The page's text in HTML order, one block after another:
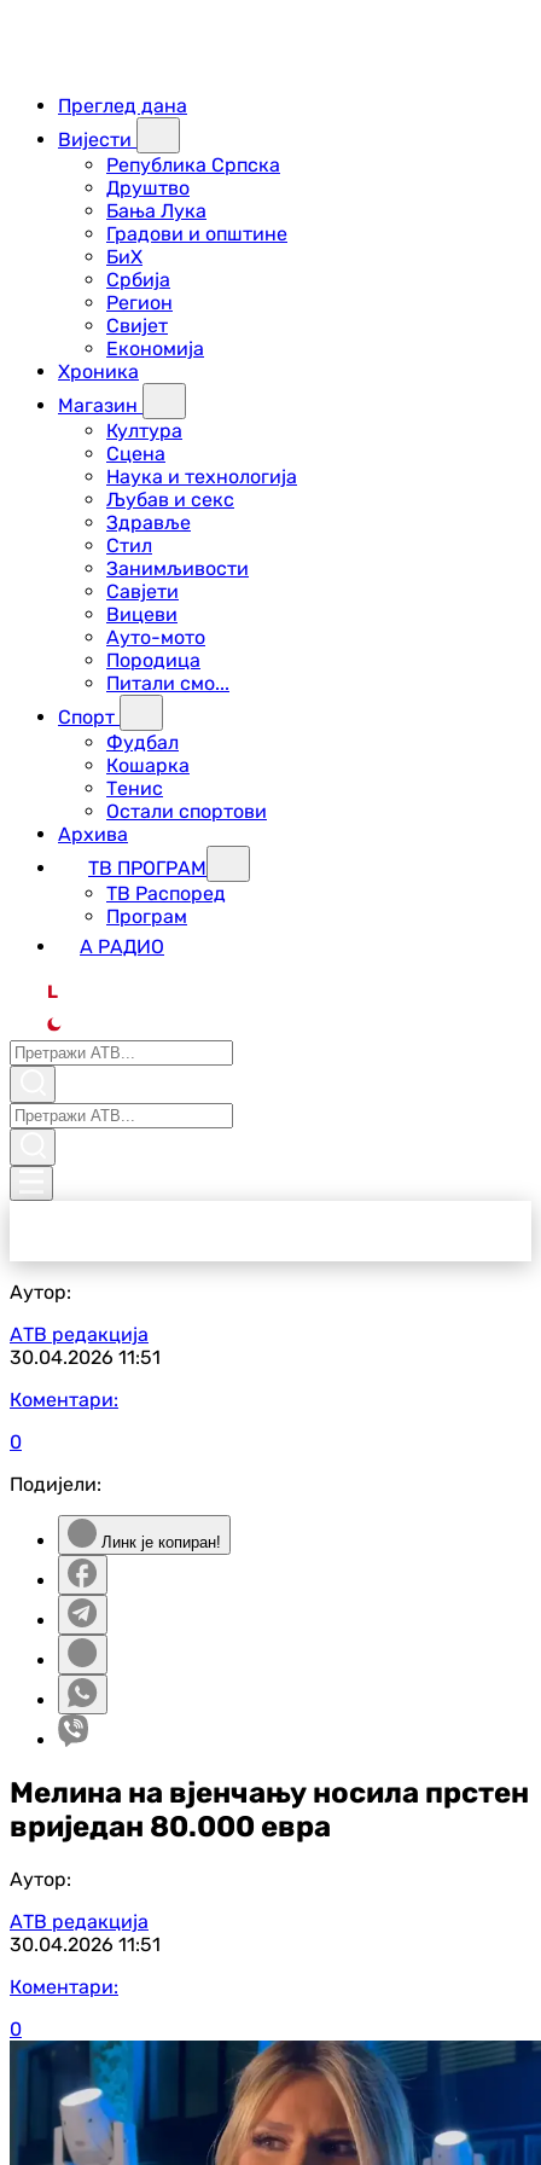
Преглед дана
Вијести
Република Српска
Друштво
Бања Лука
Градови и општине
БиХ
Србија
Регион
Свијет
Економија
Хроника
Магазин
Култура
Сцена
Наука и технологија
Љубав и секс
Здравље
Стил
Занимљивости
Савјети
Вицеви
Ауто-мото
Породица
Питали смо...
Спорт
Фудбал
Кошарка
Тенис
Остали спортови
Архива
ТВ ПРОГРАМ
ТВ Распоред
Програм
А РАДИО
L
Аутор:
АТВ редакција
30.04.2026 11:51
Коментари:
0
Подијели:
Линк је копиран!
Мелина на вјенчању носила прстен
вриједан 80.000 евра
Аутор:
АТВ редакција
30.04.2026 11:51
Коментари:
0